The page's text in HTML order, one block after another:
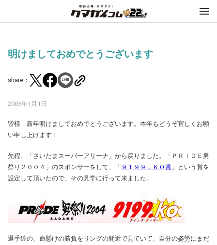
明けましておめでとうございます
share：
2005年1月1日
皆様 新年明けましておめでとうございます。本年もどうぞ宜しくお願
い申し上げます！
先程、「さいたまスーパーアリーナ」から戻りました。「ＰＲＩＤＥ男
祭り２００４」のスポンサーをして、「 ９１９９．ＫＯ賞 」という賞を
設定して頂いたので、その見学に行って来ました。
選手達の、命懸けの勝負をリングの間近で見ていて、自分の姿勢にまだ